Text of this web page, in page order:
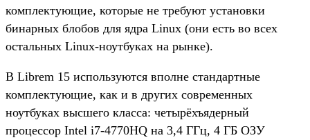
комплектующие, которые не требуют установки
бинарных блобов для ядра Linux (они есть во всех
остальных Linux-ноутбуках на рынке).
В Librem 15 используются вполне стандартные
комплектующие, как и в других современных
ноутбуках высшего класса: четырёхъядерный
процессор Intel i7-4770HQ на 3,4 ГГц, 4 ГБ ОЗУ